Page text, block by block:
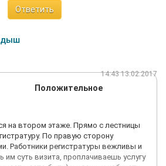
Ответить
14:43 13.02.2017
Положительное
на втором этаже. Прямо с лестницы
По правую сторону
Работники регистратуры вежливы и
им суть визита, проплачиваешь услугу